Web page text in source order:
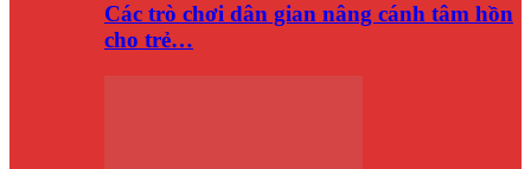
Các trò chơi dân gian nâng cánh tâm hồn
cho trẻ…